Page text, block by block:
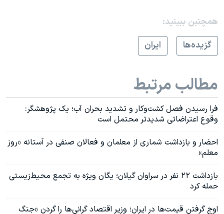
همچنبن ببینید:
گزيده‌ها
ايران
مطالب مرتبط
فرا رسیدن فصل کشت‌وکار و تشدید بحران آب؛ یک پژوهشگر:
وقوع اعتراضاتی شدیدتر محتمل است
احضار و بازداشت شماری از معلمان و فعالان صنفی در آستانه «روز
معلم»
بازداشت ۲۲ نفر در سراوان گیلان؛ یگان ویژه به تجمع محیط‌زیستی
حمله کرد
اوج گرفتن قیمت‌ها در ایران؛ وزیر اقتصاد گرانی‌ها را گردن «جنگ